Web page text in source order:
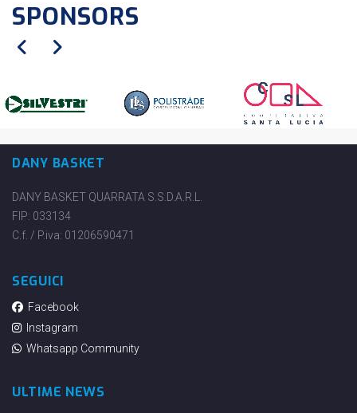
SPONSORS
DANY BASKET
DANY BASKET QUARRATA S.S.D.A.R.L.
FIP: 033134
C.f. / P.iva: 01206590471
SEGUICI
Facebook
Instagram
Whatsapp Community
ULTIME NEWS